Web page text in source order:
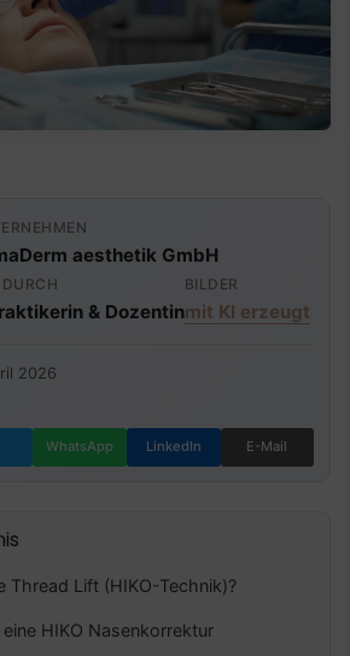
aesthetik GmbH
& Dozentin
BILDER
mit KI erzeugt
2026
WhatsApp LinkedIn E-Mail
Thread Lift (HIKO-Technik)?
HIKO Nasenkorrektur